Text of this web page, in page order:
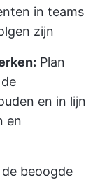
in teams
zijn
Plan
en in lijn
en
beoogde